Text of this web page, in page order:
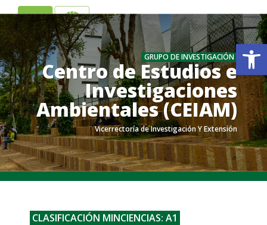
ES EN
GRUPO DE INVESTIGACIÓN
Centro de Estudios e
Investigaciones
Ambientales (CEIAM)
Vicerrectoría de Investigación Y Extensión
.
.
CLASIFICACIÓN MINCIENCIAS: A1